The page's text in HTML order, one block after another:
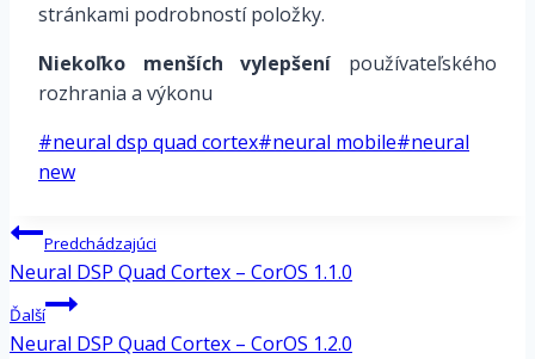
stránkami podrobností položky.
Niekoľko menších vylepšení používateľského
rozhrania a výkonu
Post
Tags:
#neural dsp quad cortex#neural mobile#neural
new
Navigácia
v
článku
Predchádzajúci
Neural DSP Quad Cortex – CorOS 1.1.0
Ďalší
Neural DSP Quad Cortex – CorOS 1.2.0